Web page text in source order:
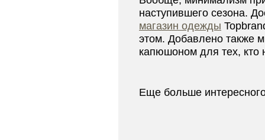
наступившего сезона.
магазин одежды
этом. Добавлено также
капюшоном для тех, кто
Еще больше